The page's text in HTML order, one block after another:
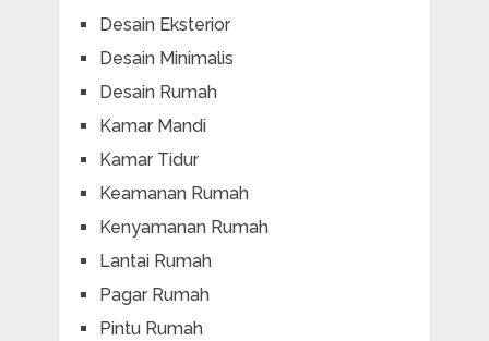
Desain Eksterior
Desain Minimalis
Desain Rumah
Kamar Mandi
Kamar Tidur
Keamanan Rumah
Kenyamanan Rumah
Lantai Rumah
Pagar Rumah
Pintu Rumah